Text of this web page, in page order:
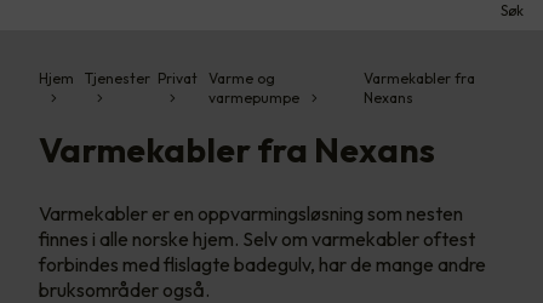
Søk
Hjem Tjenester Privat
Varme og
varmepumpe
Varmekabler fra
Nexans
Varmekabler fra Nexans
Varmekabler er en oppvarmingsløsning som nesten
finnes i alle norske hjem. Selv om varmekabler oftest
forbindes med flislagte badegulv, har de mange andre
bruksområder også.